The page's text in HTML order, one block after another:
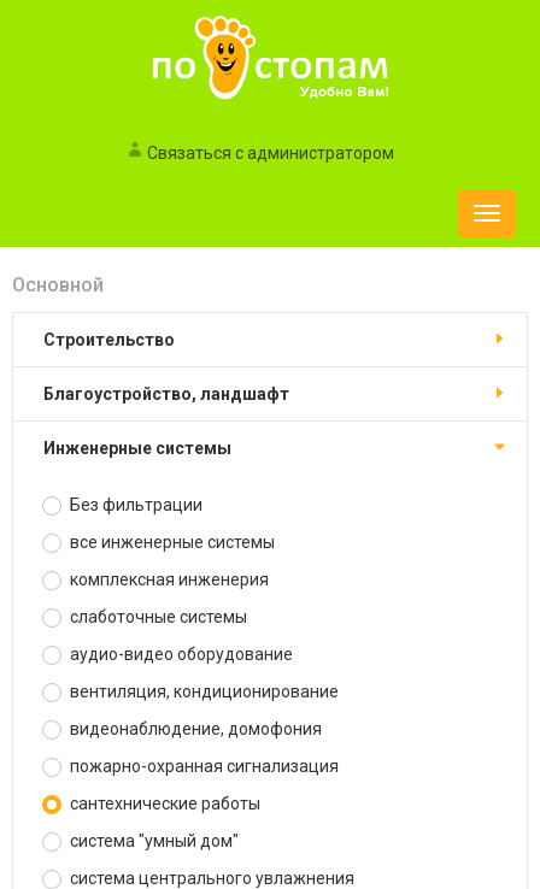
Связаться с администратором
Toggle
Основной
строительство
благоустройство, ландшафт
инженерные системы
Без фильтрации
все инженерные системы
комплексная инженерия
слаботочные системы
аудио-видео оборудование
вентиляция, кондиционирование
видеонаблюдение, домофония
пожарно-охранная сигнализация
сантехнические работы
система "умный дом"
система центрального увлажнения